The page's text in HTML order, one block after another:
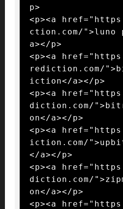
p>
<p><a
ction.com/">luno
a></p>
<p><a
rediction.com/
iction</a></p>
<p><a
diction.com/
on</a></p>
<p><a
iction.com/
</a></p>
<p><a
diction.com/
on</a></p>
<p><a